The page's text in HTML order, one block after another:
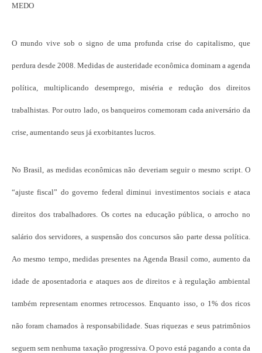
MEDO
O mundo vive sob o signo de uma profunda crise do capitalismo, que
perdura desde 2008. Medidas de austeridade econômica dominam a agenda
política, multiplicando desemprego, miséria e redução dos direitos
trabalhistas. Por outro lado, os banqueiros comemoram cada aniversário da
crise, aumentando seus já exorbitantes lucros.
No Brasil, as medidas econômicas não deveriam seguir o mesmo script. O
“ajuste fiscal” do governo federal diminui investimentos sociais e ataca
direitos dos trabalhadores. Os cortes na educação pública, o arrocho no
salário dos servidores, a suspensão dos concursos são parte dessa política.
Ao mesmo tempo, medidas presentes na Agenda Brasil como, aumento da
idade de aposentadoria e ataques aos de direitos e à regulação ambiental
também representam enormes retrocessos. Enquanto isso, o 1% dos ricos
não foram chamados à responsabilidade. Suas riquezas e seus patrimônios
seguem sem nenhuma taxação progressiva. O povo está pagando a conta da